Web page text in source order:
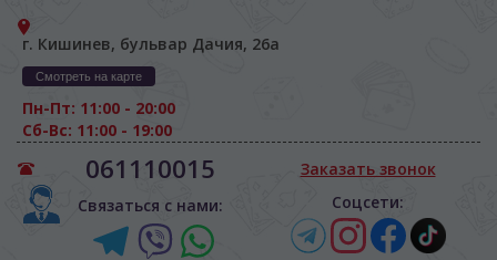
г. Кишинев, бульвар Дачия, 26а
Смотреть на карте
Пн-Пт: 11:00 - 20:00
Сб-Вс: 11:00 - 19:00
061110015
Связаться с нами:
Заказать звонок
Соцсети: